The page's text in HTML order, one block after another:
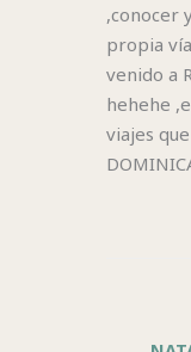
,conocer
propia
venido a
hehehe
viajes